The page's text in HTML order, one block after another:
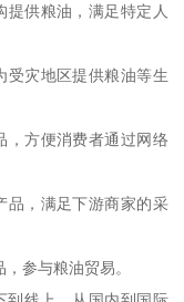
提供粮油，满足特定人
受灾地区提供粮油等生
，方便消费者通过网络
品，满足下游商家的采
参与粮油贸易。